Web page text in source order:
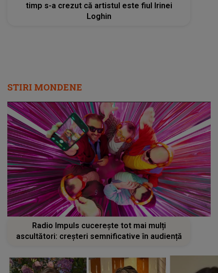
timp s-a crezut că artistul este fiul Irinei
Loghin
STIRI MONDENE
Radio Impuls cucerește tot mai mulți
ascultători: creșteri semnificative în audiență